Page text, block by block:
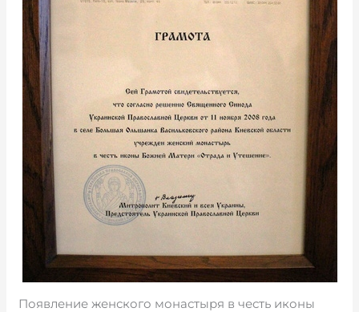
Появление женского монастыря в честь иконы